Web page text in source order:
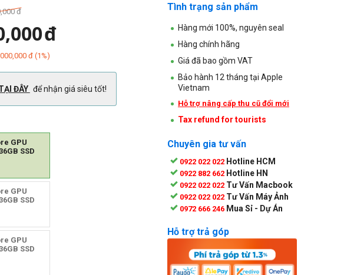
đ
đ
đ(1 %)
ĐÂY để nhận giá siêu tốt!
GPU
SSD
GPU
SSD
GPU
SSD
Tình trạng sản phẩm
Hàng mới 100%, nguyên seal
Hàng chính hãng
Giá đã bao gồm VAT
Bảo hành 12 tháng tại Apple
Vietnam
Hỗ trợ nâng cấp thu cũ đổi mới
Tax refund for tourists
Chuyên gia tư vấn
0922 022 022 Hotline HCM
0922 882 662 Hotline HN
0922 022 022 Tư Vấn Macbook
0922 022 022 Tư Vấn Máy Ảnh
0972 666 246 Mua Sỉ - Dự Án
Hỗ trợ trả góp